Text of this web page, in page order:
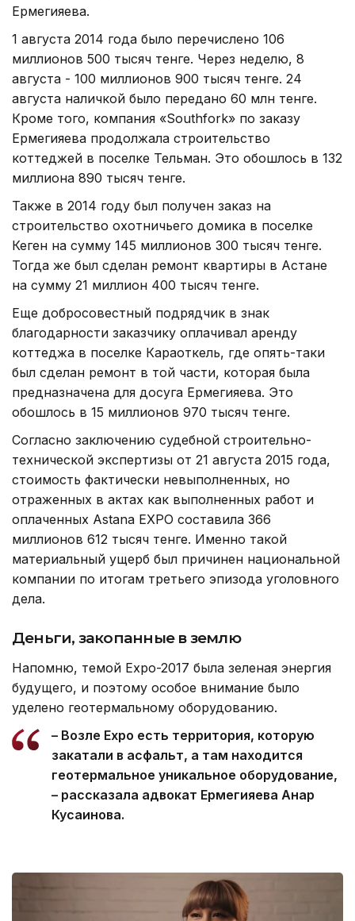
Ермегияева.
1 августа 2014 года было перечислено 106
миллионов 500 тысяч тенге. Через неделю, 8
августа - 100 миллионов 900 тысяч тенге. 24
августа наличкой было передано 60 млн тенге.
Кроме того, компания «Southfork» по заказу
Ермегияева продолжала строительство
коттеджей в поселке Тельман. Это обошлось в 132
миллиона 890 тысяч тенге.
Также в 2014 году был получен заказ на
строительство охотничьего домика в поселке
Кеген на сумму 145 миллионов 300 тысяч тенге.
Тогда же был сделан ремонт квартиры в Астане
на сумму 21 миллион 400 тысяч тенге.
Еще добросовестный подрядчик в знак
благодарности заказчику оплачивал аренду
коттеджа в поселке Караоткель, где опять-таки
был сделан ремонт в той части, которая была
предназначена для досуга Ермегияева. Это
обошлось в 15 миллионов 970 тысяч тенге.
Согласно заключению судебной строительно-
технической экспертизы от 21 августа 2015 года,
стоимость фактически невыполненных, но
отраженных в актах как выполненных работ и
оплаченных Astana EXPO составила 366
миллионов 612 тысяч тенге. Именно такой
материальный ущерб был причинен национальной
компании по итогам третьего эпизода уголовного
дела.
Деньги, закопанные в землю
Напомню, темой Expo-2017 была зеленая энергия
будущего, и поэтому особое внимание было
уделено геотермальному оборудованию.
– Возле Expo есть территория, которую
закатали в асфальт, а там находится
геотермальное уникальное оборудование,
– рассказала адвокат Ермегияева Анар
Кусаинова.